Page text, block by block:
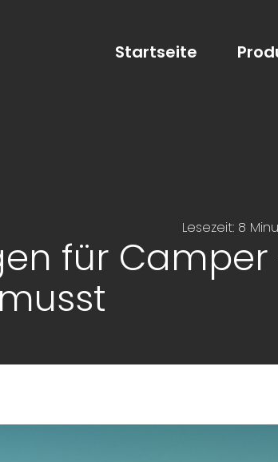
Startseite
Lesezeit: 8
für